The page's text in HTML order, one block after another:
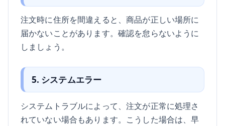
注文時に住所を間違えると、商品が正しい場所に
届かないことがあります。確認を怠らないように
しましょう。
5. システムエラー
システムトラブルによって、注文が正常に処理さ
れていない場合もあります。こうした場合は、早